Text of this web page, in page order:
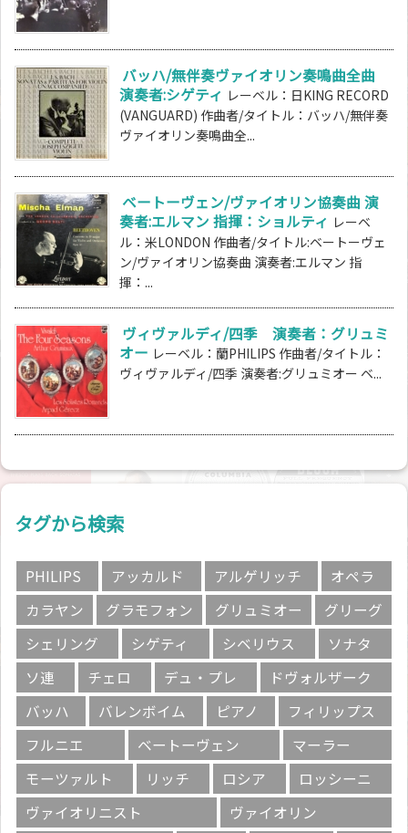
バッハ/無伴奏ヴァイオリン奏鳴曲全曲
演奏者:シゲティ レーベル：日KING RECORD
(VANGUARD) 作曲者/タイトル：バッハ/無伴奏
ヴァイオリン奏鳴曲全...
ベートーヴェン/ヴァイオリン協奏曲 演
奏者:エルマン 指揮：ショルティ レーベ
ル：米LONDON 作曲者/タイトル:ベートーヴェ
ン/ヴァイオリン協奏曲 演奏者:エルマン 指
揮：...
ヴィヴァルディ/四季 演奏者：グリュミ
オー レーベル：蘭PHILIPS 作曲者/タイトル：
ヴィヴァルディ/四季 演奏者:グリュミオー ベ...
タグから検索
PHILIPS アッカルド アルゲリッチ
オペラ
カラヤン
グラモフォン グリュミオー
グリーグ
シェリング
シゲティ シベリウス
ソナタ
ソ連
チェロ デュ・プレ
ドヴォルザーク
バッハ
バレンボイム ピアノ
フィリップス
フルニエ
ベートーヴェン
マーラー
モーツァルト
リッチ ロシア
ロッシーニ
ヴァイオリニスト
ヴァイオリン